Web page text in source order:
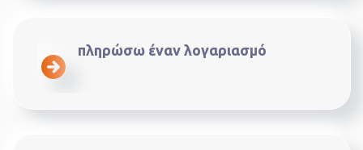
πληρώσω έναν λογαριασμό